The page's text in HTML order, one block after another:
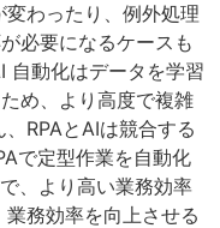
わったり、例外処理
必要になるケースも
自動化はデータを学習
め、より高度で複雑
RPAとAIは競合する
で定型作業を自動化
、より高い業務効率
務効率を向上させる